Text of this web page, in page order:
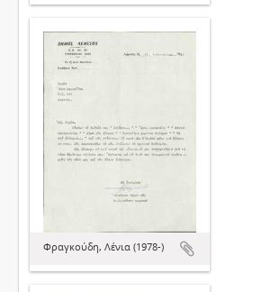
Φραγκούδη, Λένια (1978-)